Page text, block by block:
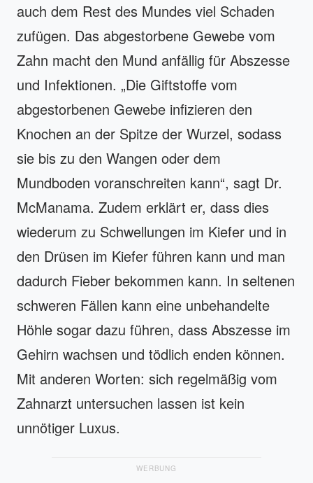
auch dem Rest des Mundes viel Schaden
zufügen. Das abgestorbene Gewebe vom
Zahn macht den Mund anfällig für Abszesse
und Infektionen. „Die Giftstoffe vom
abgestorbenen Gewebe infizieren den
Knochen an der Spitze der Wurzel, sodass
sie bis zu den Wangen oder dem
Mundboden voranschreiten kann“, sagt Dr.
McManama. Zudem erklärt er, dass dies
wiederum zu Schwellungen im Kiefer und in
den Drüsen im Kiefer führen kann und man
dadurch Fieber bekommen kann. In seltenen
schweren Fällen kann eine unbehandelte
Höhle sogar dazu führen, dass Abszesse im
Gehirn wachsen und tödlich enden können.
Mit anderen Worten: sich regelmäßig vom
Zahnarzt untersuchen lassen ist kein
unnötiger Luxus.
WERBUNG